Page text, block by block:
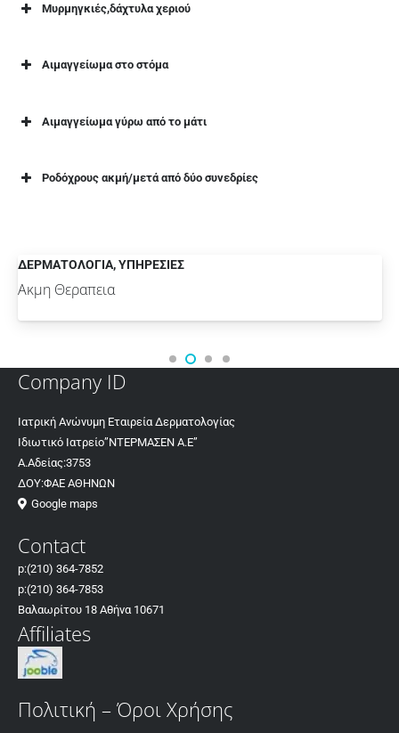
Μυρμηγκιές,δάχτυλα χεριού
Αιμαγγείωμα στο στόμα
Αιμαγγείωμα γύρω από το μάτι
Ροδόχρους ακμή/μετά από δύο συνεδρίες
ΔΕΡΜΑΤΟΛΟΓΙΑ,ΥΠΗΡΕΣΙΕΣ
Ακμη Θεραπεια
Company ID
Ιατρική Ανώνυμη Εταιρεία Δερματολογίας
Ιδιωτικό Ιατρείο”ΝΤΕΡΜΑΣΕΝ Α.Ε”
Α.Αδείας:3753
ΔΟΥ:ΦΑΕ ΑΘΗΝΩΝ
Google maps
Contact
p:(210) 364-7852
p:(210) 364-7853
Βαλαωρίτου 18 Αθήνα 10671
Affiliates
Πολιτική – Όροι Χρήσης